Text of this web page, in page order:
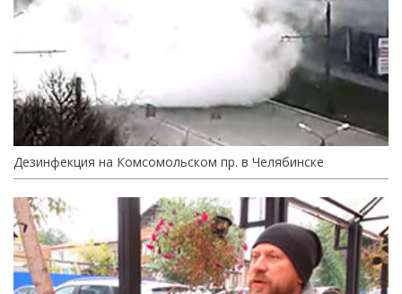
Дезинфекция на Комсомольском пр. в Челябинске